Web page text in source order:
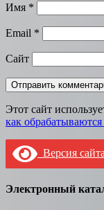
Имя *
Email *
Сайт
Этот сайт
как
Версия
Электронный